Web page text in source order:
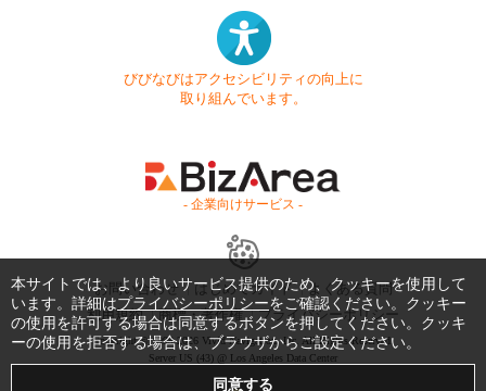
びびなびはアクセシビリティの向上に
取り組んでいます。
- 企業向けサービス -
お問い合わせ はじめてガイド
よくある質問
利用規約
商標・著作権 プライバシーポリシー
Copyright © 1999-2026 Vivid Navigation, Inc. All Rights Reserved.
Server US (43) @ Los Angeles Data Center
本サイトでは、より良いサービス提供のため、クッキーを使用して
います。詳細はプライバシーポリシーをご確認ください。クッキー
の使用を許可する場合は同意するボタンを押してください。クッキ
ーの使用を拒否する場合は、ブラウザからご設定ください。